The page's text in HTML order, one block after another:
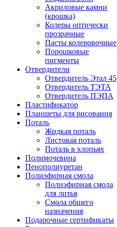
Акриловые камни
(крошка)
Колеры оптически
прозрачные
Пасты колеровочные
Порошковые
пигменты
Отвердители
Отвердитель Этал 45
Отвердитель ТЭТА
Отвердитель ПЭПА
Пластификатор
Планшеты для рисования
Поталь
Жидкая поталь
Листовая поталь
Поталь в хлопьях
Полимочевина
Пенополиуретан
Полиэфирная смола
Полиэфирная смола
для литья
Смола общего
назначения
Подарочные сертификаты